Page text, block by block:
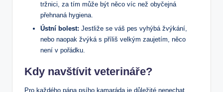
tržnici, za tím může být něco víc než obyčejná
přehnaná hygiena.
Ústní bolest: Jestliže se váš pes vyhýbá žvýkání,
nebo naopak žvýká s příliš velkým zaujetím, něco
není v pořádku.
Kdy navštívit veterináře?
Pro každého pána psího kamaráda je důležité nenechat